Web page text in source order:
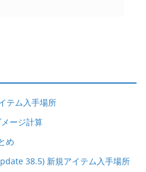
テム入手場所
ージ計算
め
38.5) 新規アイテム入手場所